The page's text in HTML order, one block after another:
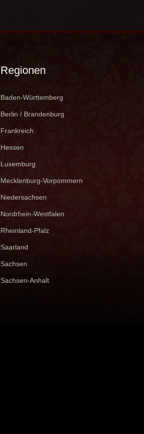
Regionen
Baden-Württemberg
Berlin / Brandenburg
Frankreich
Hessen
Luxemburg
Mecklenburg-Vorpommern
Niedersachsen
Nordrhein-Westfalen
Rheinland-Pfalz
Saarland
Sachsen
Sachsen-Anhalt